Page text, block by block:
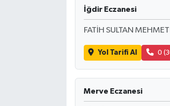
İğdir Eczanesi
FATİH SULTAN
Yol Tarifi Al 0
Merve Eczanesi